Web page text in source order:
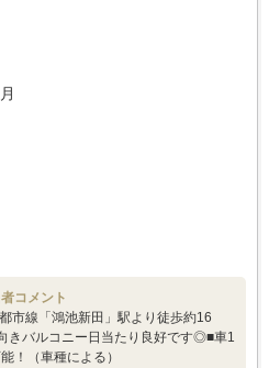
コメント
市線「鴻池新田」駅より徒歩約16
きバルコニー日当たり良好です◎■車1
！（車種による）